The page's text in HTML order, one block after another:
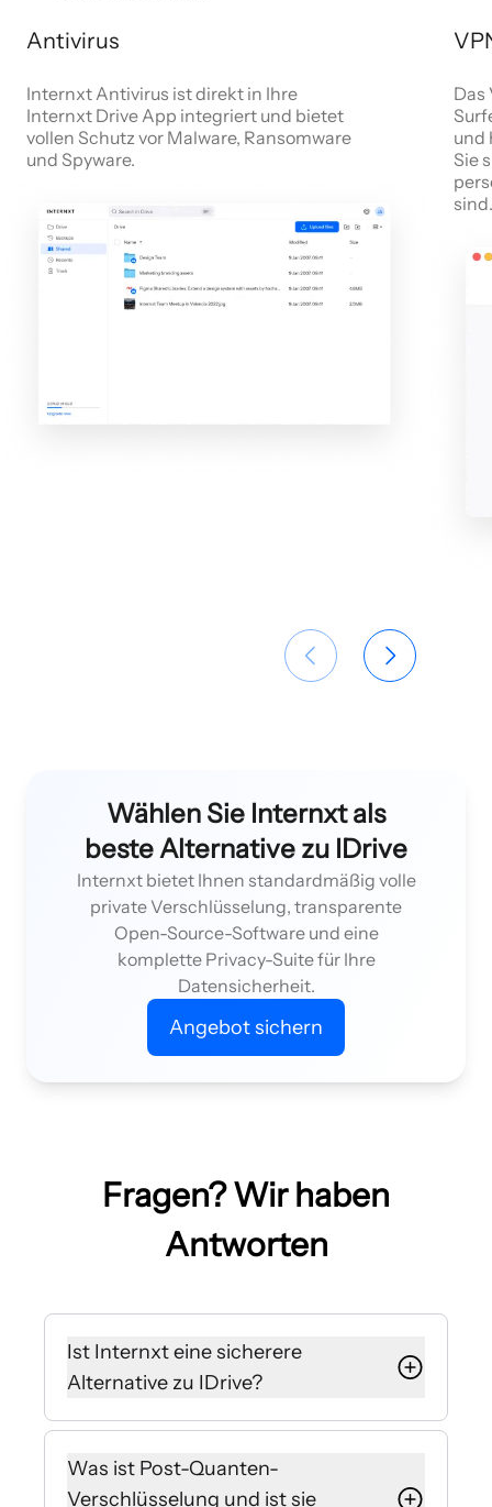
Antivirus
Internxt Antivirus ist direkt in Ihre
Internxt Drive App integriert und bietet
vollen Schutz vor Malware, Ransomware
und Spyware.
Das
und
Sie
sind.
Wählen Sie Internxt als
beste Alternative zu IDrive
Internxt bietet Ihnen standardmäßig volle
private Verschlüsselung, transparente
Open-Source-Software und eine
komplette Privacy-Suite für Ihre
Datensicherheit.
Angebot sichern
Fragen? Wir haben
Antworten
Ist Internxt eine sicherere
Alternative zu IDrive?
Ja, Internxt nutzt Post-Quanten-
und Zero-Knowledge-
Was ist Post-Quanten-
Verschlüsselung und ist sie